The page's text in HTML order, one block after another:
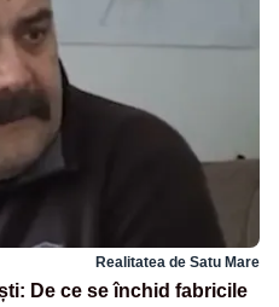
Realitatea de Satu Mare
De ce se închid fabricile